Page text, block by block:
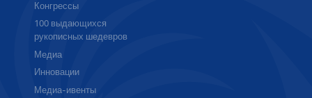
Конгрессы
100 выдающихся
рукописных шедевров
Медиа
Инновации
Медиа-ивенты